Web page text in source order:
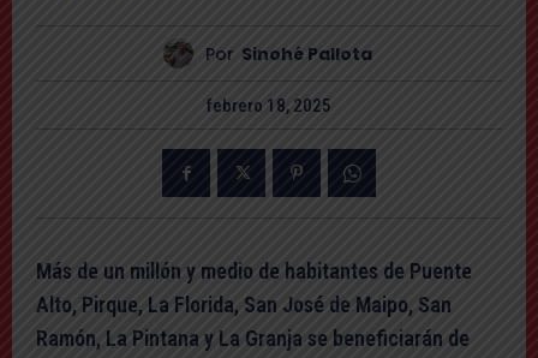
Por Sinohé Pallota
febrero 18, 2025
Más de un millón y medio de habitantes de Puente
Alto, Pirque, La Florida, San José de Maipo, San
Ramón, La Pintana y La Granja se beneficiarán de